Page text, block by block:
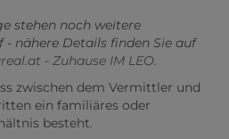
stehen noch weitere
- nähere Details finden Sie auf
- Zuhause IM LEO.
zwischen dem Vermittler und
ein familiäres oder
besteht.